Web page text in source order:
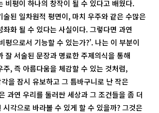
비평이 하나의 창작이 될 수 있다고 배웠다.
술된 일차원적 평면이, 마치 우주와 같은 수많은
좌화 될 수 있다는 사실이다. 그렇다면 과연
평으로서 기능할 수 있는가?’. 나는 이 부분이
잘 서술된 문장과 명료한 주제의식을 통해
주, 즉 아름다움을 체감할 수 있는 것처럼,
을 잠시 유보하고 그 틈바구니로 난 작은
과연 우리를 둘러싼 세상과 그 조건들을 좀 더
시각으로 바라볼 수 있게 할 수 있을까? 그것은